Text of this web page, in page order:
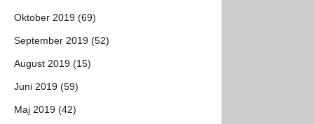
Oktober 2019 (69)
September 2019 (52)
August 2019 (15)
Juni 2019 (59)
Maj 2019 (42)